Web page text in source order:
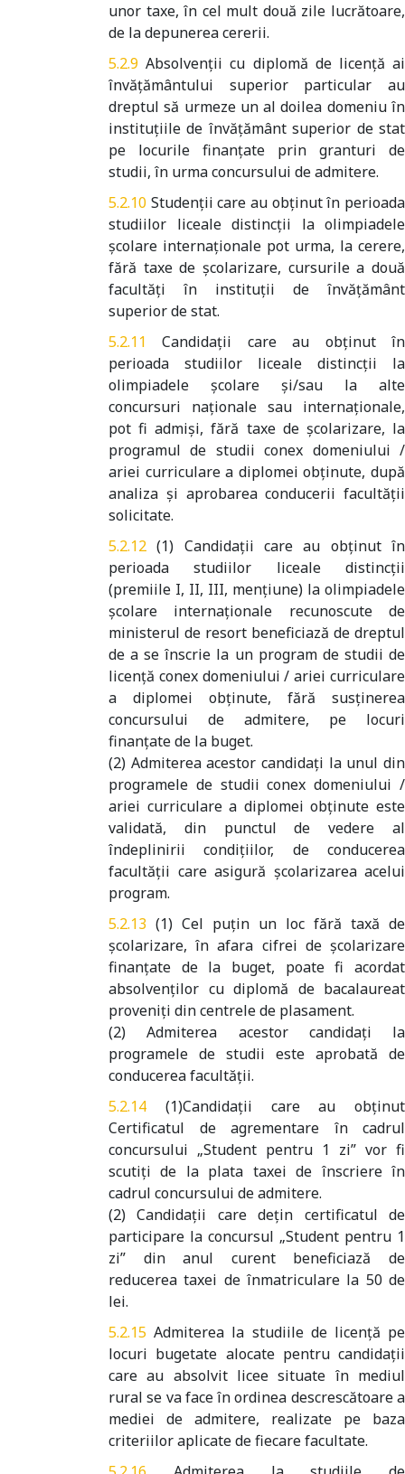
unor taxe, în cel mult două zile lucrătoare,
de la depunerea cererii.
Absolvenții cu diplomă de licență ai
învățământului superior particular au
dreptul să urmeze un al doilea domeniu în
instituțiile de învățământ superior de stat
pe locurile finanțate prin granturi de
studii, în urma concursului de admitere.
Studenții care au obținut în perioada
studiilor liceale distincții la olimpiadele
școlare internaționale pot urma, la cerere,
fără taxe de școlarizare, cursurile a două
facultăți în instituții de învățământ
superior de stat.
Candidații care au obținut în
perioada studiilor liceale distincții la
olimpiadele școlare și/sau la alte
concursuri naționale sau internaționale,
pot fi admiși, fără taxe de școlarizare, la
programul de studii conex domeniului /
ariei curriculare a diplomei obținute, după
analiza și aprobarea conducerii facultății
solicitate.
(1) Candidaţii care au obţinut în
perioada studiilor liceale distincţii
(premiile I, II, III, menţiune) la olimpiadele
şcolare internaţionale recunoscute de
ministerul de resort beneficiază de dreptul
de a se înscrie la un program de studii de
licenţă conex domeniului / ariei curriculare
a diplomei obţinute, fără susţinerea
concursului de admitere, pe locuri
finanţate de la buget.
(2) Admiterea acestor candidaţi la unul din
programele de studii conex domeniului /
ariei curriculare a diplomei obţinute este
validată, din punctul de vedere al
îndeplinirii condiţiilor, de conducerea
facultăţii care asigură şcolarizarea acelui
program.
(1) Cel puțin un loc fără taxă de
școlarizare, în afara cifrei de școlarizare
finanțate de la buget, poate fi acordat
absolvenților cu diplomă de bacalaureat
proveniți din centrele de plasament.
(2) Admiterea acestor candidați la
programele de studii este aprobată de
conducerea facultății.
(1)Candidații care au obținut
Certificatul de agrementare în cadrul
concursului „Student pentru 1 zi” vor fi
scutiți de la plata taxei de înscriere în
cadrul concursului de admitere.
(2) Candidații care dețin certificatul de
participare la concursul „Student pentru 1
zi” din anul curent beneficiază de
reducerea taxei de înmatriculare la 50 de
lei.
Admiterea la studiile de licenţă pe
locuri bugetate alocate pentru candidaţii
care au absolvit licee situate în mediul
rural se va face în ordinea descrescătoare a
mediei de admitere, realizate pe baza
criteriilor aplicate de fiecare facultate.